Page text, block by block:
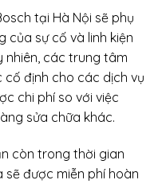
tại Hà Nội sẽ phụ
của sự cố và linh kiện
nhiên, các trung tâm
định cho các dịch vụ
chi phí so với việc
sửa chữa khác.
còn trong thời gian
sẽ được miễn phí hoàn